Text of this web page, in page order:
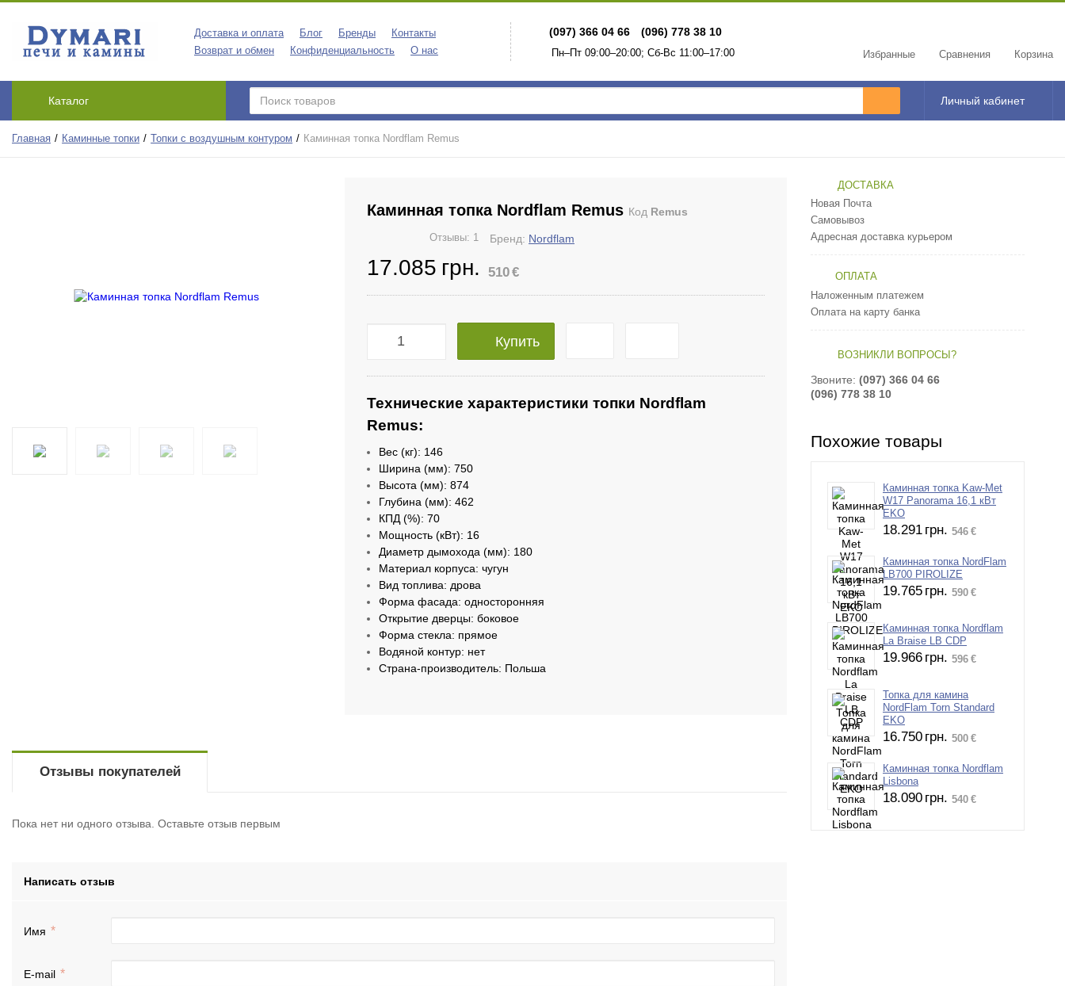
Доставка и оплата Блог Бренды
Контакты
Возврат и обмен
Конфиденциальность О нас
(097) 366 04 66 (096) 778 38 10
Пн–Пт 09:00–20:00; Сб-Вс 11:00–17:00 Избранные Сравнения Корзина
Каталог Личный кабинет
Главная Каминные топки Топки с воздушным контуром Каминная топка Nordflam Remus
Каминная топка Nordflam Remus Код Remus
Отзывы: 1 Бренд: Nordflam
17.085 грн. 510€
Купить
Технические характеристики топки Nordflam
Remus:
Вес (кг): 146
Ширина (мм): 750
Высота (мм): 874
Глубина (мм): 462
КПД (%): 70
Мощность (кВт): 16
Диаметр дымохода (мм): 180
Материал корпуса: чугун
Вид топлива: дрова
Форма фасада: односторонняя
Открытие дверцы: боковое
Форма стекла: прямое
Водяной контур: нет
Страна-производитель: Польша
Отзывы покупателей
Пока нет ни одного отзыва. Оставьте отзыв первым
Написать отзыв
Имя
E-mail
ДОСТАВКА
Новая Почта
Самовывоз
Адресная доставка курьером
ОПЛАТА
Наложенным платежем
Оплата на карту банка
ВОЗНИКЛИ ВОПРОСЫ?
Звоните: (097) 366 04 66
(096) 778 38 10
Похожие товары
Каминная топка Kaw-Met
W17 Panorama 16,1 кВт
EKO
18.291 грн. 546 €
Каминная топка NordFlam
LB700 PIROLIZE
19.765 грн. 590 €
Каминная топка Nordflam
La Braise LB CDP
19.966 грн. 596 €
Топка для камина
NordFlam Torn Standard
EKO
16.750 грн. 500 €
Каминная топка Nordflam
Lisbona
18.090 грн. 540 €